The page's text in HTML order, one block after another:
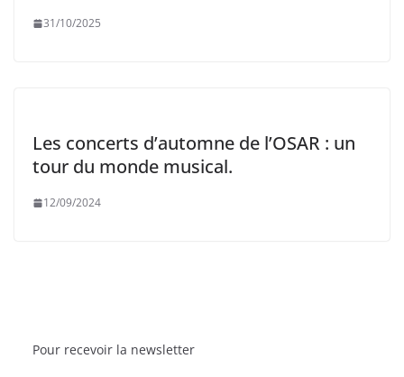
31/10/2025
Les concerts d’automne de l’OSAR : un
tour du monde musical.
12/09/2024
Pour recevoir la newsletter